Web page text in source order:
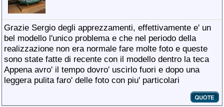
Grazie Sergio degli apprezzamenti, effettivamente e' un
bel modello l'unico problema e che nel periodo della
realizzazione non era normale fare molte foto e queste
sono state fatte di recente con il modello dentro la teca
Appena avro' il tempo dovro' uscirlo fuori e dopo una
leggera pulita faro' delle foto con piu' particolari